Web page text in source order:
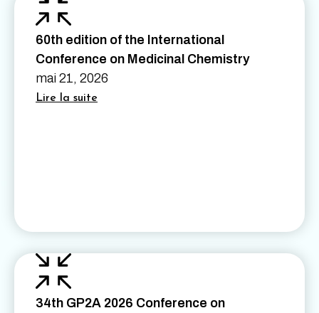
60th edition of the International
Conference on Medicinal Chemistry
mai 21, 2026
Lire la suite
34th GP2A 2026 Conference on